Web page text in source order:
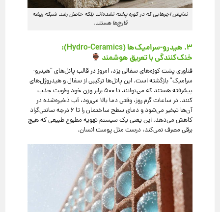
نمایش آجرهایی که در کوره پخته نشده‌اند بلکه حاصل رشد شبکه ریشه
قارچ‌ها هستند.
۳. هیدرو-سرامیک‌ها (Hydro-Ceramics):
خنک‌کنندگی با تعریق هوشمند
فناوری پشت کوزه‌های سفالی یزد، امروز در قالب پانل‌های “هیدرو-
سرامیک” بازگشته است. این پانل‌ها ترکیبی از سفال و هیدروژل‌های
پیشرفته هستند که می‌توانند تا ۵۰۰ برابر وزن خود رطوبت جذب
کنند. در ساعات گرم روز، وقتی دما بالا می‌رود، آب ذخیره‌شده در
آن‌ها تبخیر می‌شود و دمای سطح ساختمان را تا ۶ درجه سانتی‌گراد
کاهش می‌دهد. این یعنی یک سیستم تهویه مطبوع طبیعی که هیچ
برقی مصرف نمی‌کند، درست مثل پوست انسان.